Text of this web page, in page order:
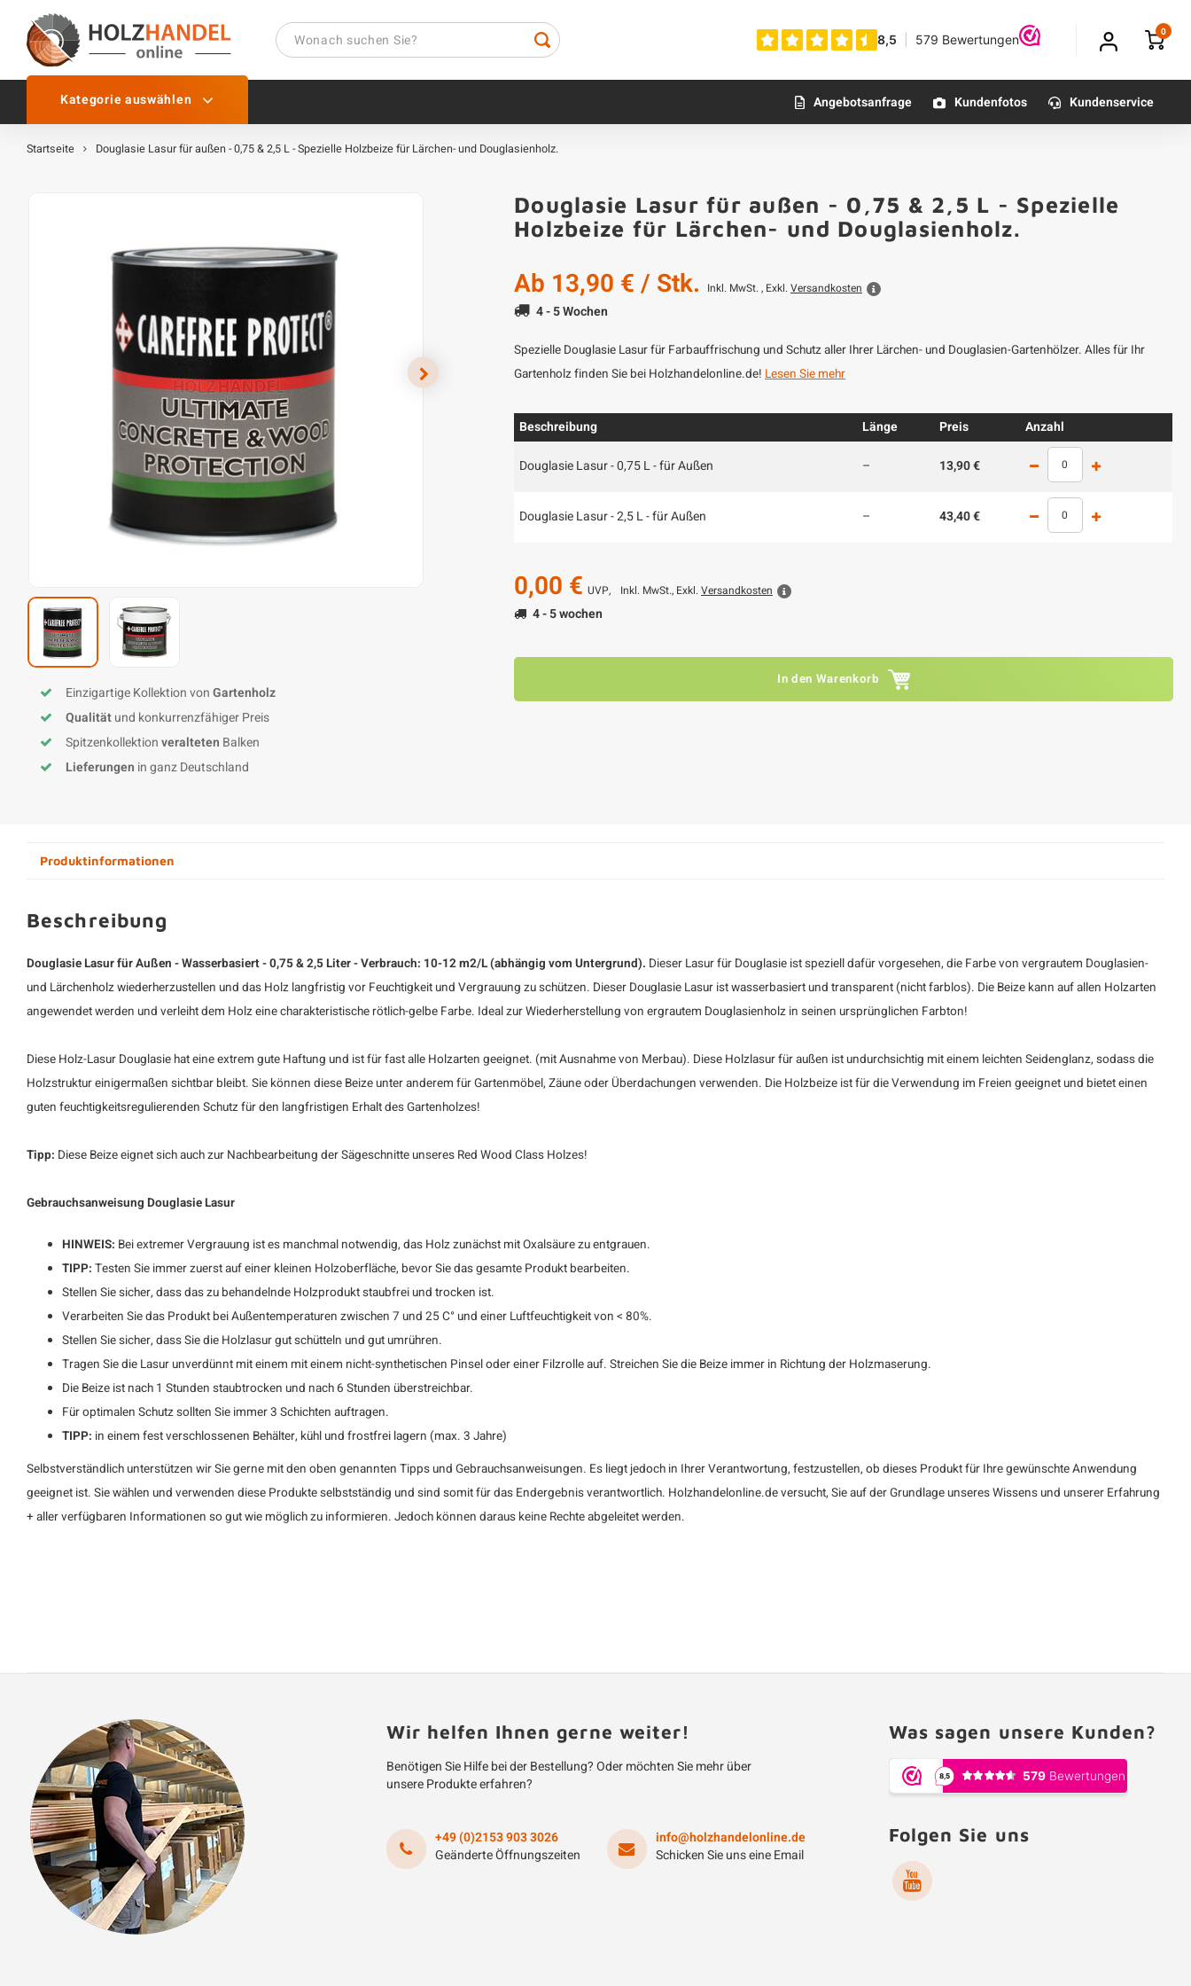
0
Kategorie auswählen Angebotsanfrage Kundenfotos Kundenservice
Startseite Douglasie Lasur für außen - 0,75 & 2,5 L - Spezielle Holzbeize für Lärchen- und Douglasienholz.
Einzigartige Kollektion vonGartenholz
Qualitätund konkurrenzfähiger Preis
Spitzenkollektionveralteten Balken
Lieferungen in ganz Deutschland
Douglasie Lasur für außen - 0,75 & 2,5 L - Spezielle
Holzbeize für Lärchen- und Douglasienholz.
Ab 13,90 €/ Stk. Inkl. MwSt. , Exkl. Versandkosten
4 - 5 Wochen
Spezielle Douglasie Lasur für Farbauffrischung und Schutz aller Ihrer Lärchen- und Douglasien-Gartenhölzer. Alles für Ihr
Gartenholz finden Sie bei Holzhandelonline.de! Lesen Sie mehr
Beschreibung Länge Preis Anzahl
Douglasie Lasur - 0,75 L - für Außen – 13,90 €
Douglasie Lasur - 2,5 L - für Außen – 43,40 €
0,00 € UVP, Inkl. MwSt., Exkl. Versandkosten
4 - 5 wochen
In den Warenkorb
Produktinformationen
Beschreibung
Douglasie Lasur für Außen - Wasserbasiert - 0,75 & 2,5 Liter - Verbrauch: 10-12 m2/L (abhängig vom Untergrund). Dieser Lasur für Douglasie ist speziell dafür vorgesehen, die Farbe von vergrautem Douglasien-
und Lärchenholz wiederherzustellen und das Holz langfristig vor Feuchtigkeit und Vergrauung zu schützen. Dieser Douglasie Lasur ist wasserbasiert und transparent (nicht farblos). Die Beize kann auf allen Holzarten
angewendet werden und verleiht dem Holz eine charakteristische rötlich-gelbe Farbe. Ideal zur Wiederherstellung von ergrautem Douglasienholz in seinen ursprünglichen Farbton!
Diese Holz-Lasur Douglasie hat eine extrem gute Haftung und ist für fast alle Holzarten geeignet. (mit Ausnahme von Merbau). Diese Holzlasur für außen ist undurchsichtig mit einem leichten Seidenglanz, sodass die
Holzstruktur einigermaßen sichtbar bleibt. Sie können diese Beize unter anderem für Gartenmöbel, Zäune oder Überdachungen verwenden. Die Holzbeize ist für die Verwendung im Freien geeignet und bietet einen
guten feuchtigkeitsregulierenden Schutz für den langfristigen Erhalt des Gartenholzes!
Tipp: Diese Beize eignet sich auch zur Nachbearbeitung der Sägeschnitte unseres Red Wood Class Holzes!
Gebrauchsanweisung Douglasie Lasur
HINWEIS: Bei extremer Vergrauung ist es manchmal notwendig, das Holz zunächst mit Oxalsäure zu entgrauen.
TIPP: Testen Sie immer zuerst auf einer kleinen Holzoberfläche, bevor Sie das gesamte Produkt bearbeiten.
Stellen Sie sicher, dass das zu behandelnde Holzprodukt staubfrei und trocken ist.
Verarbeiten Sie das Produkt bei Außentemperaturen zwischen 7 und 25 C° und einer Luftfeuchtigkeit von < 80%.
Stellen Sie sicher, dass Sie die Holzlasur gut schütteln und gut umrühren.
Tragen Sie die Lasur unverdünnt mit einem mit einem nicht-synthetischen Pinsel oder einer Filzrolle auf. Streichen Sie die Beize immer in Richtung der Holzmaserung.
Die Beize ist nach 1 Stunden staubtrocken und nach 6 Stunden überstreichbar.
Für optimalen Schutz sollten Sie immer 3 Schichten auftragen.
TIPP: in einem fest verschlossenen Behälter, kühl und frostfrei lagern (max. 3 Jahre)
Selbstverständlich unterstützen wir Sie gerne mit den oben genannten Tipps und Gebrauchsanweisungen. Es liegt jedoch in Ihrer Verantwortung, festzustellen, ob dieses Produkt für Ihre gewünschte Anwendung
geeignet ist. Sie wählen und verwenden diese Produkte selbstständig und sind somit für das Endergebnis verantwortlich. Holzhandelonline.de versucht, Sie auf der Grundlage unseres Wissens und unserer Erfahrung
+ aller verfügbaren Informationen so gut wie möglich zu informieren. Jedoch können daraus keine Rechte abgeleitet werden.
Wir helfen Ihnen gerne weiter!
Benötigen Sie Hilfe bei der Bestellung? Oder möchten Sie mehr über
unsere Produkte erfahren?
+49 (0)2153 903 3026
Geänderte Öffnungszeiten
info@holzhandelonline.de
Schicken Sie uns eine Email
Was sagen unsere Kunden?
Folgen Sie uns